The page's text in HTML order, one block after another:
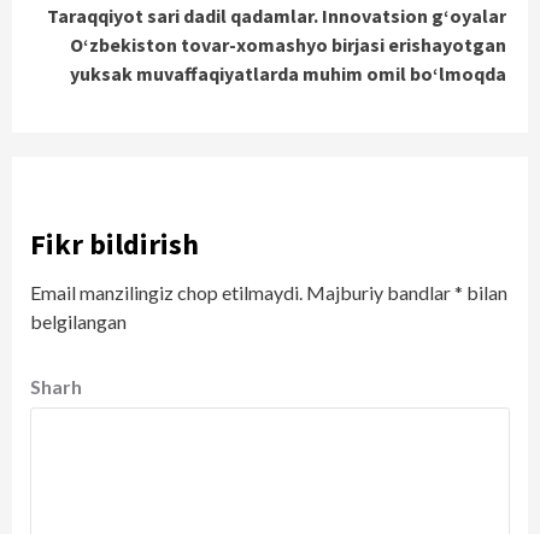
Taraqqiyot sari dadil qadamlar. Innovatsion g‘oyalar
O‘zbekiston tovar-xomashyo birjasi erishayotgan
yuksak muvaffaqiyatlarda muhim omil bo‘lmoqda
Fikr bildirish
Email manzilingiz chop etilmaydi. Majburiy bandlar* bilan
belgilangan
Sharh